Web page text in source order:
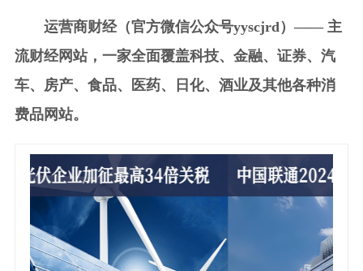
运营商财经（官方微信公众号yyscjrd）—— 主
流财经网站，一家全面覆盖科技、金融、证券、汽
车、房产、食品、医药、日化、酒业及其他各种消
费品网站。